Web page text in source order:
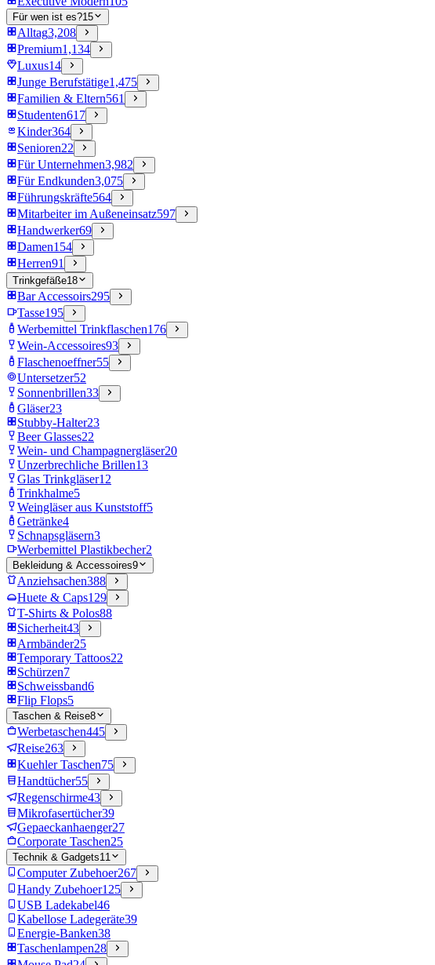
Für wen ist es?15
Alltag3,208
Premium1,134
Luxus14
Junge Berufstätige1,475
Familien & Eltern561
Studenten617
Kinder364
Senioren22
Für Unternehmen3,982
Für Endkunden3,075
Führungskräfte564
Mitarbeiter im Außeneinsatz597
Handwerker69
Damen154
Herren91
Trinkgefäße18
Bar Accessoirs295
Tasse195
Werbemittel Trinkflaschen176
Wein-Accessoires93
Flaschenoeffner55
Untersetzer52
Sonnenbrillen33
Gläser23
Stubby-Halter23
Beer Glasses22
Wein- und Champagnergläser20
Unzerbrechliche Brillen13
Glas Trinkgläser12
Trinkhalme5
Weingläser aus Kunststoff5
Getränke4
Schnapsgläsern3
Werbemittel Plastikbecher2
Bekleidung & Accessoires9
Anziehsachen388
Huete & Caps129
T-Shirts & Polos88
Sicherheit43
Armbänder25
Temporary Tattoos22
Schürzen7
Schweissband6
Flip Flops5
Taschen & Reise8
Werbetaschen445
Reise263
Kuehler Taschen75
Handtücher55
Regenschirme43
Mikrofasertücher39
Gepaeckanhaenger27
Corporate Taschen25
Technik & Gadgets11
Computer Zubehoer267
Handy Zubehoer125
USB Ladekabel46
Kabellose Ladegeräte39
Energie-Banken38
Taschenlampen28